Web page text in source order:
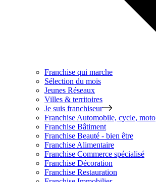
Franchise qui marche
Sélection du mois
Jeunes Réseaux
Villes & territoires
Je suis franchiseur
Franchise Automobile, cycle, moto
Franchise Bâtiment
Franchise Beauté - bien être
Franchise Alimentaire
Franchise Commerce spécialisé
Franchise Décoration
Franchise Restauration